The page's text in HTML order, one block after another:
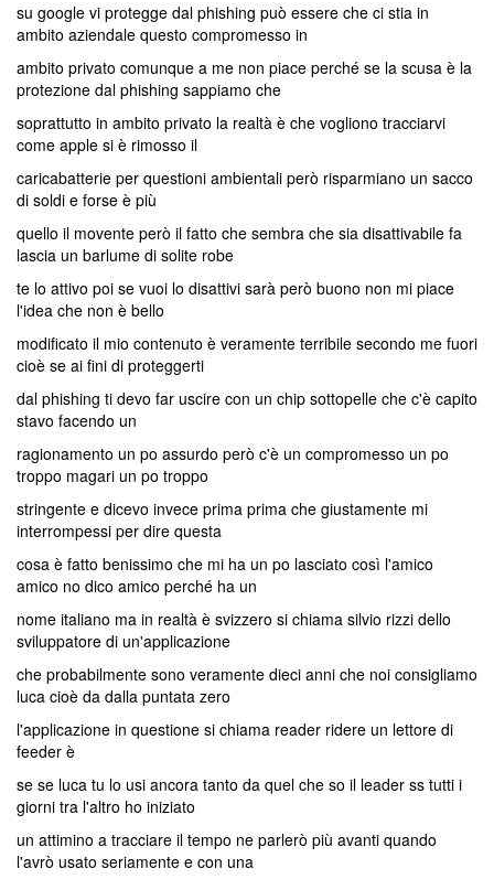
su google vi protegge dal phishing può essere che ci stia in
ambito aziendale questo compromesso in
ambito privato comunque a me non piace perché se la scusa è la
protezione dal phishing sappiamo che
soprattutto in ambito privato la realtà è che vogliono tracciarvi
come apple si è rimosso il
caricabatterie per questioni ambientali però risparmiano un sacco
di soldi e forse è più
quello il movente però il fatto che sembra che sia disattivabile fa
lascia un barlume di solite robe
te lo attivo poi se vuoi lo disattivi sarà però buono non mi piace
l'idea che non è bello
modificato il mio contenuto è veramente terribile secondo me fuori
cioè se ai fini di proteggerti
dal phishing ti devo far uscire con un chip sottopelle che c'è capito
stavo facendo un
ragionamento un po assurdo però c'è un compromesso un po
troppo magari un po troppo
stringente e dicevo invece prima prima che giustamente mi
interrompessi per dire questa
cosa è fatto benissimo che mi ha un po lasciato così l'amico
amico no dico amico perché ha un
nome italiano ma in realtà è svizzero si chiama silvio rizzi dello
sviluppatore di un'applicazione
che probabilmente sono veramente dieci anni che noi consigliamo
luca cioè da dalla puntata zero
l'applicazione in questione si chiama reader ridere un lettore di
feeder è
se se luca tu lo usi ancora tanto da quel che so il leader ss tutti i
giorni tra l'altro ho iniziato
un attimino a tracciare il tempo ne parlerò più avanti quando
l'avrò usato seriamente e con una